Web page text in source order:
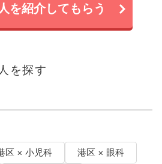
を紹介してもらう
を探す
区 × 小児科
港区 × 眼科